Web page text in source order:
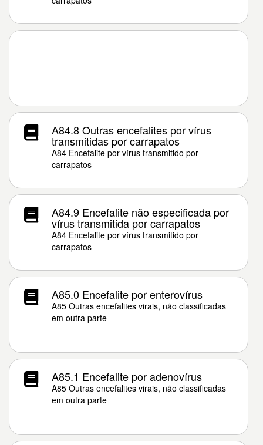
A84.8 Outras encefalites por vírus
transmitidas por carrapatos
A84 Encefalite por vírus transmitido por
carrapatos
A84.9 Encefalite não especificada por
vírus transmitida por carrapatos
A84 Encefalite por vírus transmitido por
carrapatos
A85.0 Encefalite por enterovírus
A85 Outras encefalites virais, não classificadas
em outra parte
A85.1 Encefalite por adenovírus
A85 Outras encefalites virais, não classificadas
em outra parte